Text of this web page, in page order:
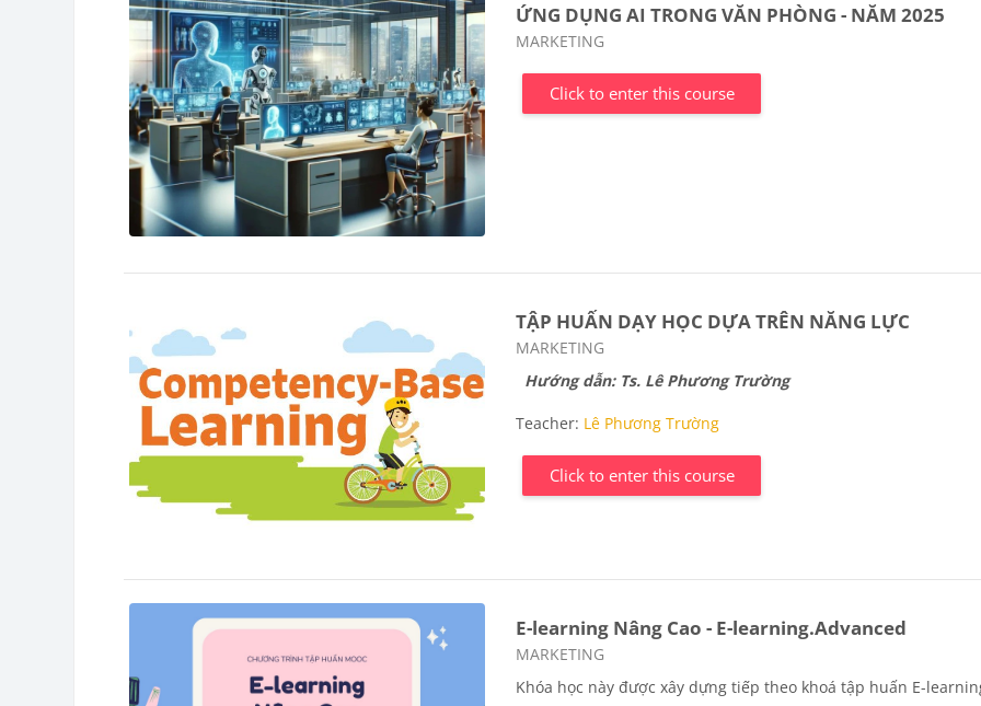
ỨNG DỤNG AI TRONG VĂN PHÒNG - NĂM 2025
Course category
MARKETING
Click to enter this course
TẬP HUẤN DẠY HỌC DỰA TRÊN NĂNG LỰC
Course category
MARKETING
Hướng dẫn: Ts. Lê Phương Trường
Teacher: Lê Phương Trường
Click to enter this course
E-learning Nâng Cao - E-learning.Advanced
Course category
MARKETING
Khóa học này được xây dựng tiếp theo khoá tập huấn E-